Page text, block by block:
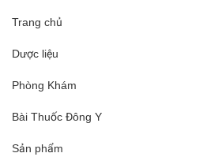
Trang chủ
Dược liệu
Phòng Khám
Bài Thuốc Đông Y
Sản phẩm